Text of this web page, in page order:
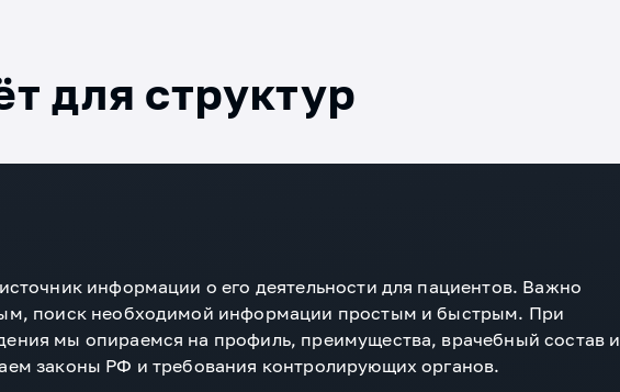
для структур
информации о его деятельности для пациентов. Важно
поиск необходимой информации простым и быстрым. При
мы опираемся на профиль, преимущества, врачебный состав и
законы РФ и требования контролирующих органов.